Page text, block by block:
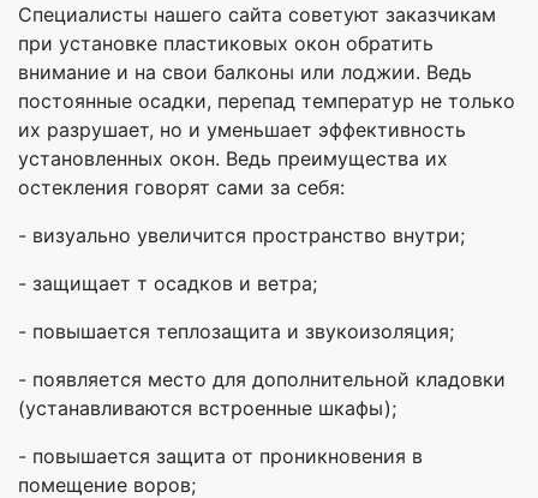
Специалисты нашего сайта советуют заказчикам
при установке пластиковых окон обратить
внимание и на свои балконы или лоджии. Ведь
постоянные осадки, перепад температур не только
их разрушает, но и уменьшает эффективность
установленных окон. Ведь преимущества их
остекления говорят сами за себя:
- визуально увеличится пространство внутри;
- защищает т осадков и ветра;
- повышается теплозащита и звукоизоляция;
- появляется место для дополнительной кладовки
(устанавливаются встроенные шкафы);
- повышается защита от проникновения в
помещение воров;